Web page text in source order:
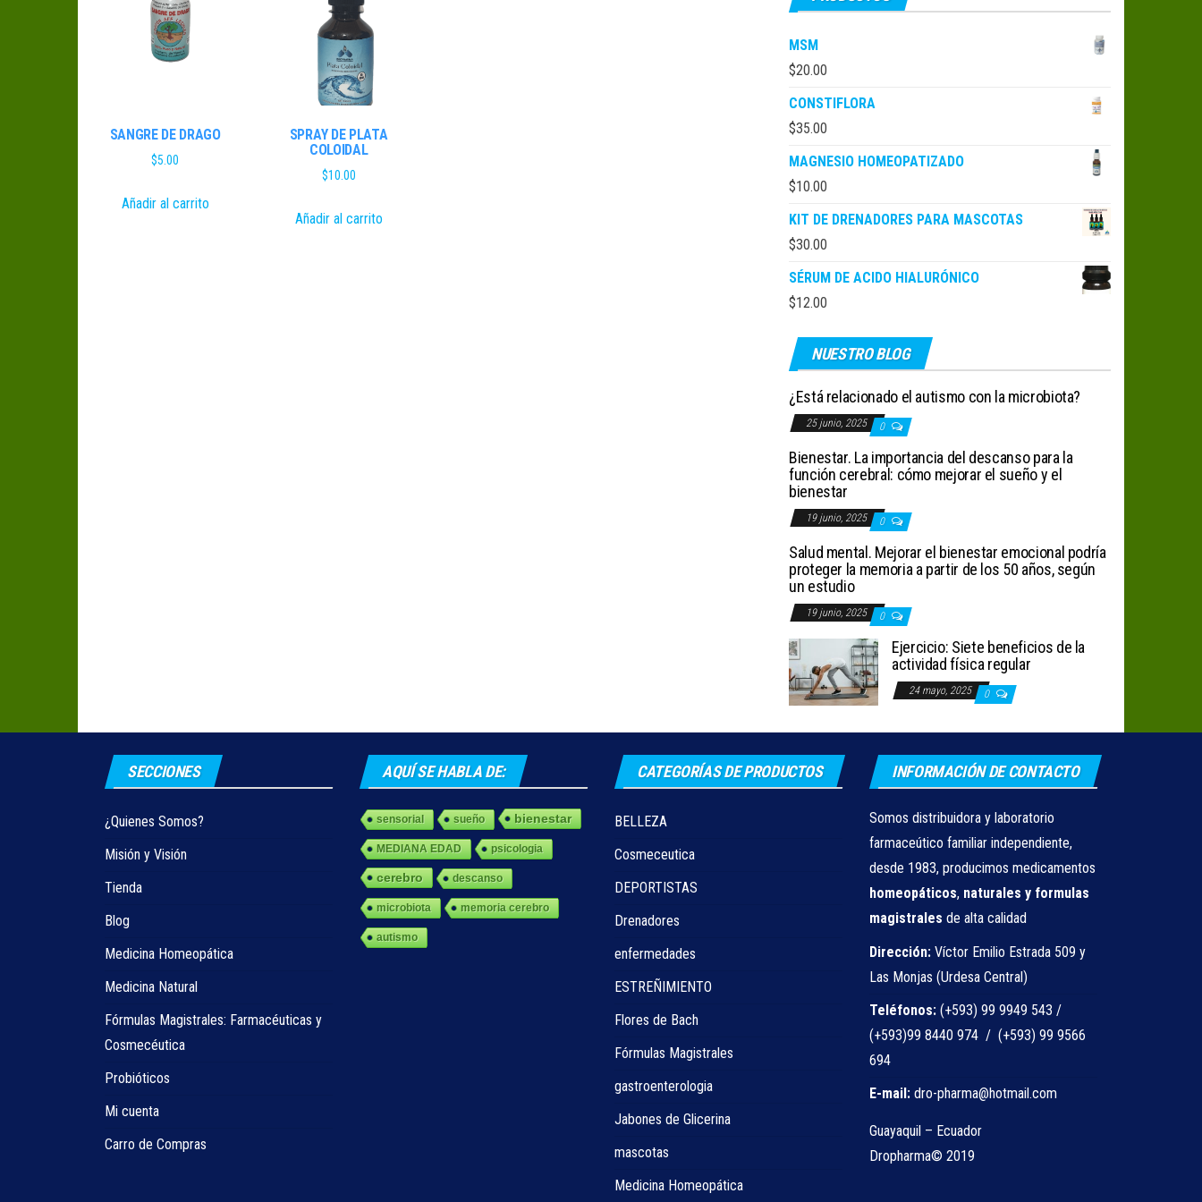
SANGRE DE DRAGO
$5.00
Añadir al carrito
SPRAY DE PLATA
COLOIDAL
$10.00
Añadir al carrito
MSM
$20.00
CONSTIFLORA
$35.00
MAGNESIO HOMEOPATIZADO
$10.00
KIT DE DRENADORES PARA MASCOTAS
$30.00
SÉRUM DE ACIDO HIALURÓNICO
$12.00
NUESTRO BLOG
¿Está relacionado el autismo con la microbiota?
25 junio, 2025 0
Bienestar. La importancia del descanso para la
función cerebral: cómo mejorar el sueño y el
bienestar
19 junio, 2025 0
Salud mental. Mejorar el bienestar emocional podría
proteger la memoria a partir de los 50 años, según
un estudio
19 junio, 2025 0
Ejercicio: Siete beneficios de la
actividad física regular
24 mayo, 2025 0
SECCIONES
¿Quienes Somos?
Misión y Visión
Tienda
Blog
Medicina Homeopática
Medicina Natural
Fórmulas Magistrales: Farmacéuticas y
Cosmecéutica
Probióticos
Mi cuenta
Carro de Compras
AQUÍ SE HABLA DE:
sensorial sueño bienestar
MEDIANA EDAD psicologia
cerebro descanso
microbiota memoria cerebro
autismo
CATEGORÍAS DE PRODUCTOS
BELLEZA
Cosmeceutica
DEPORTISTAS
Drenadores
enfermedades
ESTREÑIMIENTO
Flores de Bach
Fórmulas Magistrales
gastroenterologia
Jabones de Glicerina
mascotas
Medicina Homeopática
INFORMACIÓN DE CONTACTO
Somos distribuidora y laboratorio
farmaceútico familiar independiente,
desde 1983, producimos medicamentos
homeopáticos, naturales y formulas
magistrales de alta calidad
Dirección: Víctor Emilio Estrada 509 y
Las Monjas (Urdesa Central)
Teléfonos: (+593) 99 9949 543 /
(+593)99 8440 974 / (+593) 99 9566
694
E-mail: dro-pharma@hotmail.com
Guayaquil – Ecuador
Dropharma© 2019